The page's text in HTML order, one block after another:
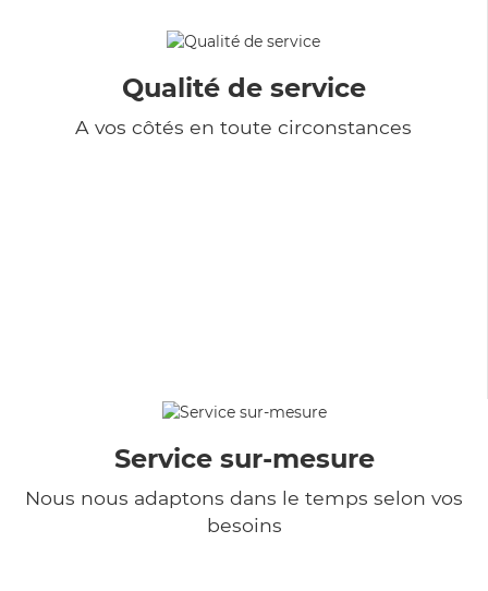
Qualité de service
A vos côtés en toute circonstances
Service sur-mesure
Nous nous adaptons dans le temps selon vos
besoins